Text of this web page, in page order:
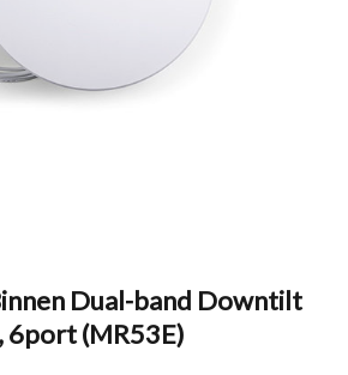
Dual-band Downtilt
6port (MR53E)